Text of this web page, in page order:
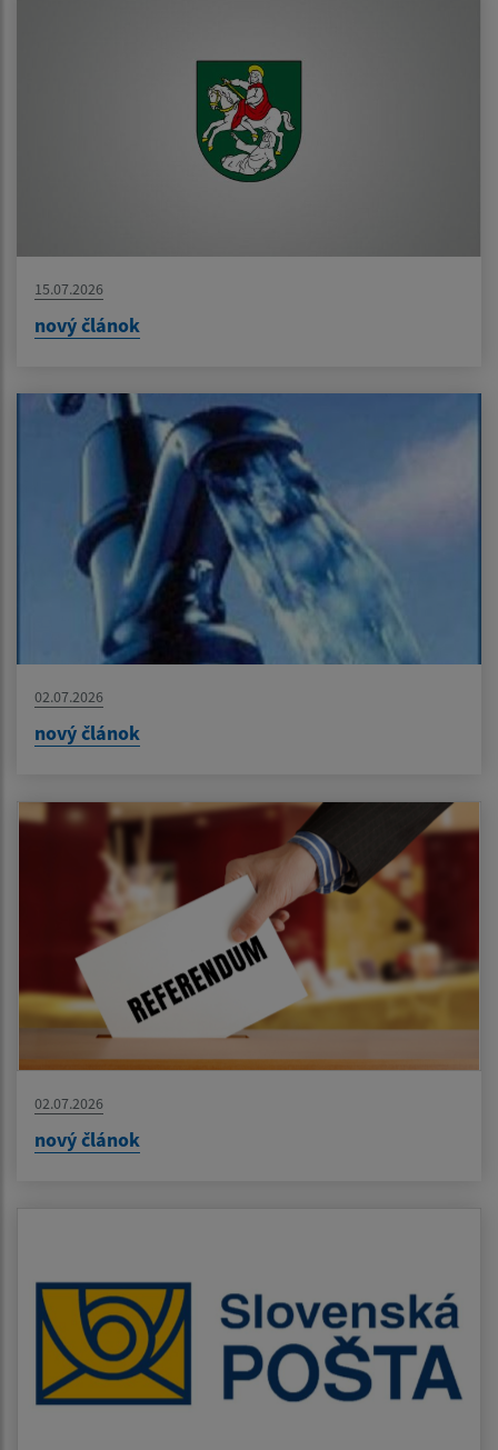
15.07.2026
nový článok
02.07.2026
nový článok
02.07.2026
nový článok